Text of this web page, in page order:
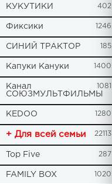
КУКУТИКИ 402
Фиксики 1246
СИНИЙ ТРАКТОР 185
Капуки Кануки 1400
Канал
СОЮЗМУЛЬТФИЛЬМЫ
1081
KEDOO 1280
+ Для всей семьи 22113
Top Five 287
FAMILY BOX 1020